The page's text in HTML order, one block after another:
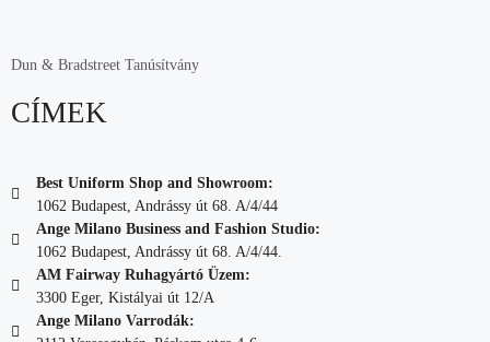
Dun & Bradstreet Tanúsítvány
CÍMEK
Best Uniform Shop and Showroom:
1062 Budapest, Andrássy út 68. A/4/44
Ange Milano Business and Fashion Studio:
1062 Budapest, Andrássy út 68. A/4/44.
AM Fairway Ruhagyártó Üzem:
3300 Eger, Kistályai út 12/A
Ange Milano Varrodák: